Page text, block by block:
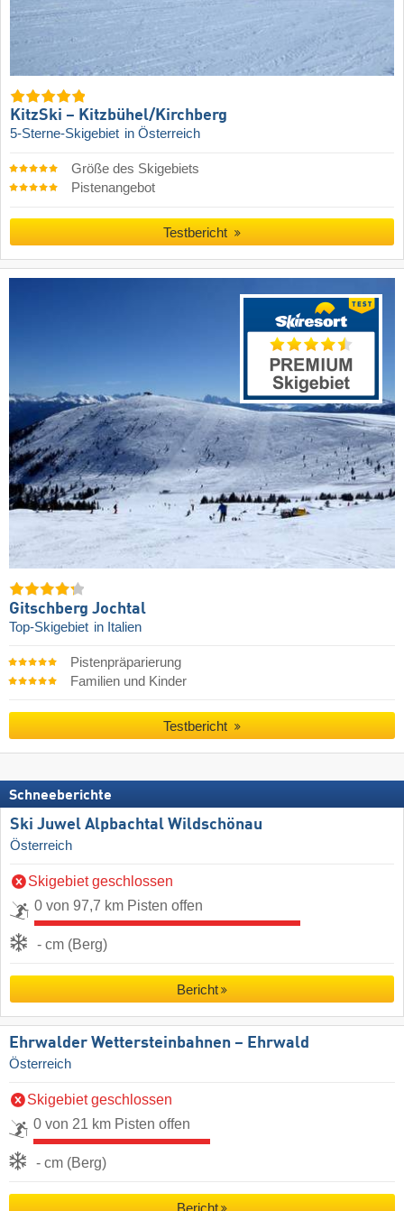
KitzSki – Kitzbühel/​Kirchberg
5-Sterne-Skigebiet in Österreich
Größe des Skigebiets
Pistenangebot
Testbericht
Gitschberg Jochtal
Top-Skigebiet in Italien
Pistenpräparierung
Familien und Kinder
Testbericht
Schneeberichte
Ski Juwel Alpbachtal Wildschönau
Österreich
Skigebiet geschlossen
0 von 97,7 km Pisten offen
- cm (Berg)
Bericht
Ehrwalder Wettersteinbahnen – Ehrwald
Österreich
Skigebiet geschlossen
0 von 21 km Pisten offen
- cm (Berg)
Bericht